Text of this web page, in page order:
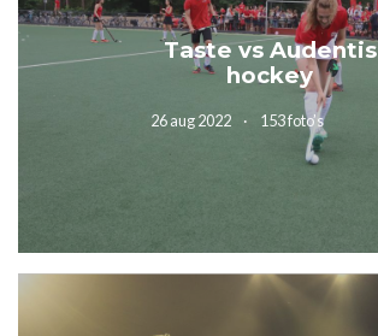
Taste vs Audentis
hockey
26 aug 2022 153 foto’s